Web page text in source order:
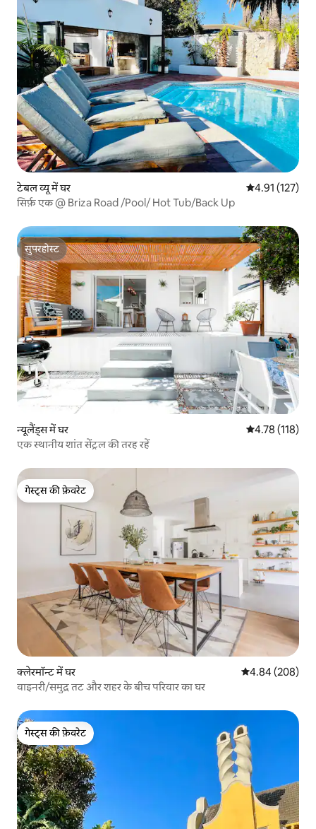
टेबल व्यू में घर औसत रेटिंग 5 में से
4.91 (127)
सिर्फ़ एक @ Briza Road /Pool/ Hot Tub/Back Up
सुपरहोस्ट
सुपरहोस्ट
न्यूलैंड्स में घर औसत रेटिंग 5 में से
4.78 (118)
एक स्थानीय शांत सेंट्रल की तरह रहें
गेस्ट्स की फ़ेवरेट
गेस्ट्स की फ़ेवरेट
क्लेरमॉन्ट में घर औसत रेटिंग 5 में से
4.84 (208)
वाइनरी/समुद्र तट और शहर के बीच परिवार का घर
गेस्ट्स की फ़ेवरेट
गेस्ट्स की फ़ेवरेट